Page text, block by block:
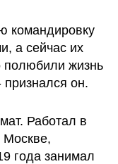
командировку
а сейчас их
полюбили жизнь
он.
Работал в
Москве,
года занимал